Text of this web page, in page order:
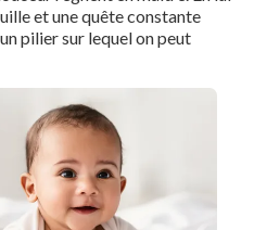
et une quête constante
pilier sur lequel on peut